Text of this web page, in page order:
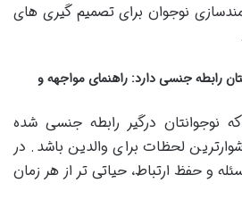
نوجوان برای تصمیم گیری های
رابطه جنسی دارد: راهنمای مواجهه و
نوجوانتان درگیر رابطه جنسی شده
لحظات برای والدین باشد. در
و حفظ ارتباط، حیاتی تر از هر زمان